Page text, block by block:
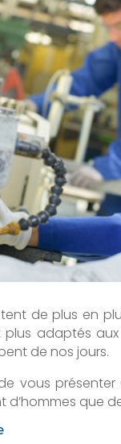
de plus en
adaptés
de nos jours.
vous
que